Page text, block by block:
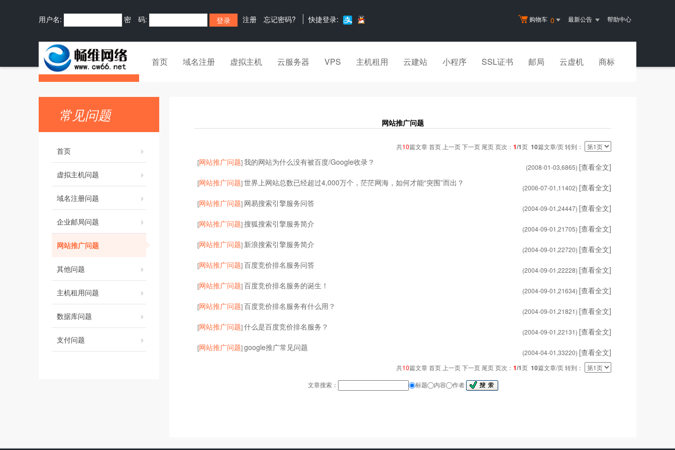
购物车 0 最新公告 帮助中心
用户名: 密 码: 注册 忘记密码? 快捷登录:
首页 域名注册 虚拟主机 云服务器 VPS 主机租用 云建站 小程序 SSL证书 邮局 云虚机 商标
常见问题
首页
虚拟主机问题
域名注册问题
企业邮局问题
网站推广问题
其他问题
主机租用问题
数据库问题
支付问题
网站推广问题
共10篇文章 首页 上一页 下一页 尾页 页次： 1/1页 10篇文章/页 转到：
[网站推广问题]我的网站为什么没有被百度/Google收录？
(2008-01-03,6865) [查看全文]
[网站推广问题]世界上网站总数已经超过4,000万个，茫茫网海，如何才能“突围”而出？
(2006-07-01,11402) [查看全文]
[网站推广问题] 网易搜索引擎服务问答
(2004-09-01,24447) [查看全文]
[网站推广问题]搜狐搜索引擎服务简介
(2004-09-01,21705) [查看全文]
[网站推广问题] 新浪搜索引擎服务简介
(2004-09-01,22720) [查看全文]
[网站推广问题]百度竞价排名服务问答
(2004-09-01,22228) [查看全文]
[网站推广问题]百度竞价排名服务的诞生！
(2004-09-01,21634) [查看全文]
[网站推广问题]百度竞价排名服务有什么用？
(2004-09-01,21821) [查看全文]
[网站推广问题]什么是百度竞价排名服务？
(2004-09-01,22131) [查看全文]
[网站推广问题]google推广常见问题
(2004-04-01,33220) [查看全文]
共10篇文章 首页 上一页 下一页 尾页 页次： 1/1页 10篇文章/页 转到：
文章搜索：
标题 内容 作者